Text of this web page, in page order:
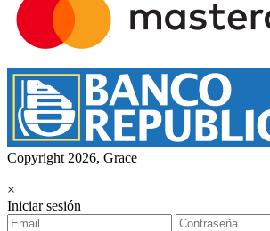
Copyright 2026, Grace
×
Iniciar sesión